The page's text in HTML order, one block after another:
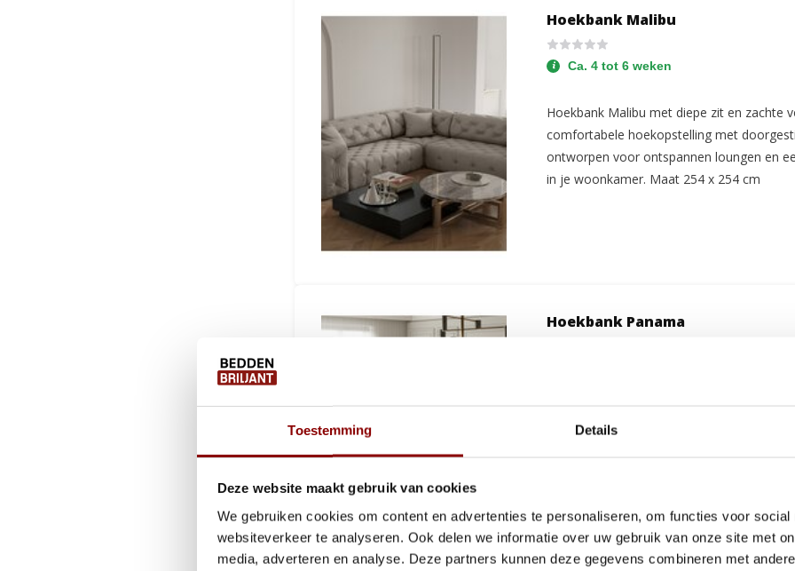
Toestemming Details
Deze website maakt gebruik van cookies
We gebruiken cookies om content en advertenties te personaliseren, om functies voor social
websiteverkeer te analyseren. Ook delen we informatie over uw gebruik van onze site met
media, adverteren en analyse. Deze partners kunnen deze gegevens combineren met
Hoekbank Malibu
Ca. 4 tot 6 weken
Hoekbank Malibu met diepe zit en zachte
comfortabele hoekopstelling met
ontworpen voor ontspannen loungen en
in je woonkamer. Maat 254 x 254 cm
Hoekbank Panama
ruime vaste universele opstelling. Een
met een rustige uitstraling die perfect past